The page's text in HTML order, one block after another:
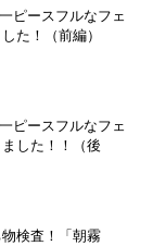
ピースフルなフェ
た！（前編）
ピースフルなフェ
した！！（後
検査！「朝霧